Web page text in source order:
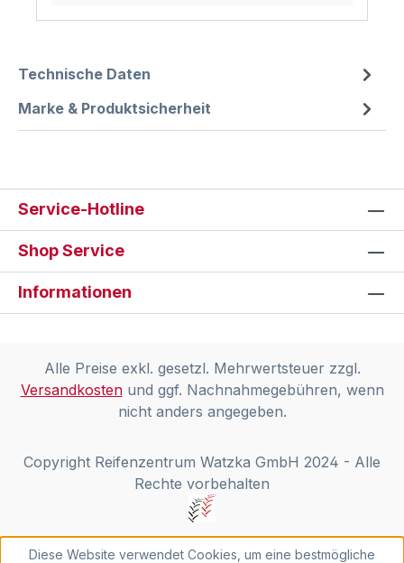
Technische Daten
Marke & Produktsicherheit
Service-Hotline
Shop Service
Informationen
Alle Preise exkl. gesetzl. Mehrwertsteuer zzgl.
Versandkostenund ggf. Nachnahmegebühren, wenn
nicht anders angegeben.
Copyright Reifenzentrum Watzka GmbH 2024 - Alle
Rechte vorbehalten
Diese Website verwendet Cookies, um eine bestmögliche